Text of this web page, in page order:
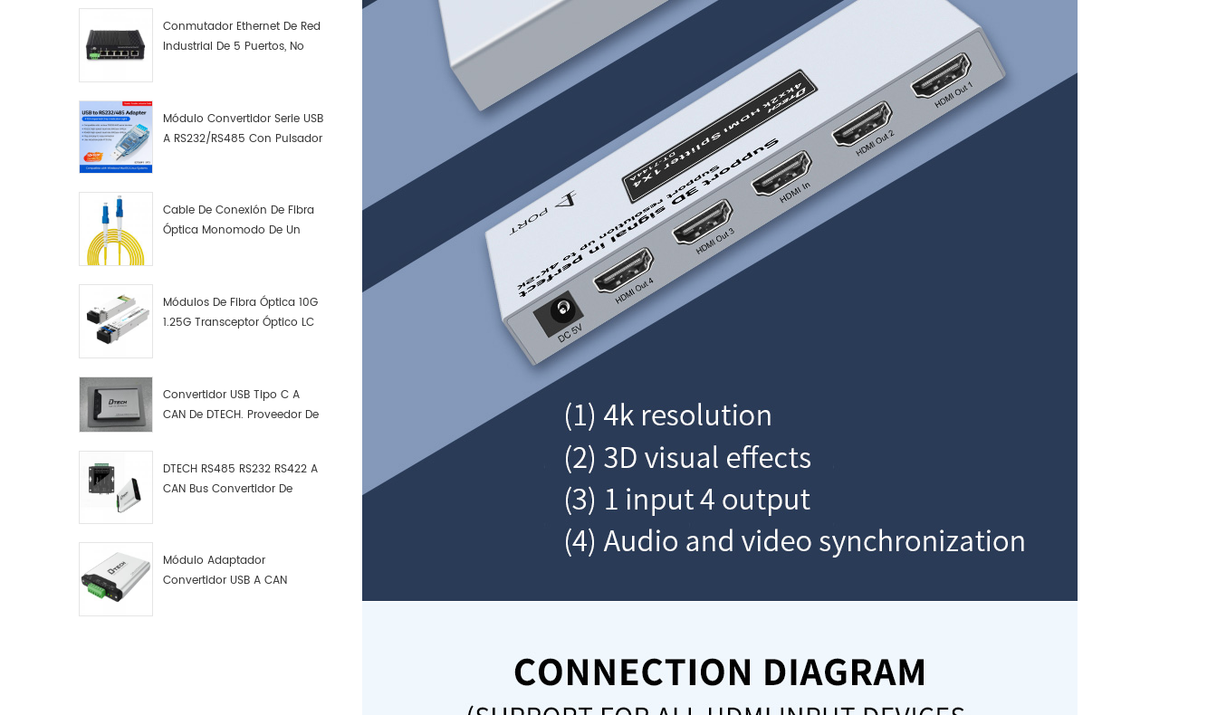
Conmutador Ethernet De Red
Industrial De 5 Puertos, No
Módulo Convertidor Serie USB
A RS232/RS485 Con Pulsador
Cable De Conexión De Fibra
Óptica Monomodo De Un
Módulos De Fibra Óptica 10G
1.25G Transceptor Óptico LC
Convertidor USB Tipo C A
CAN De DTECH. Proveedor De
DTECH RS485 RS232 RS422 A
CAN Bus Convertidor De
Módulo Adaptador
Convertidor USB A CAN